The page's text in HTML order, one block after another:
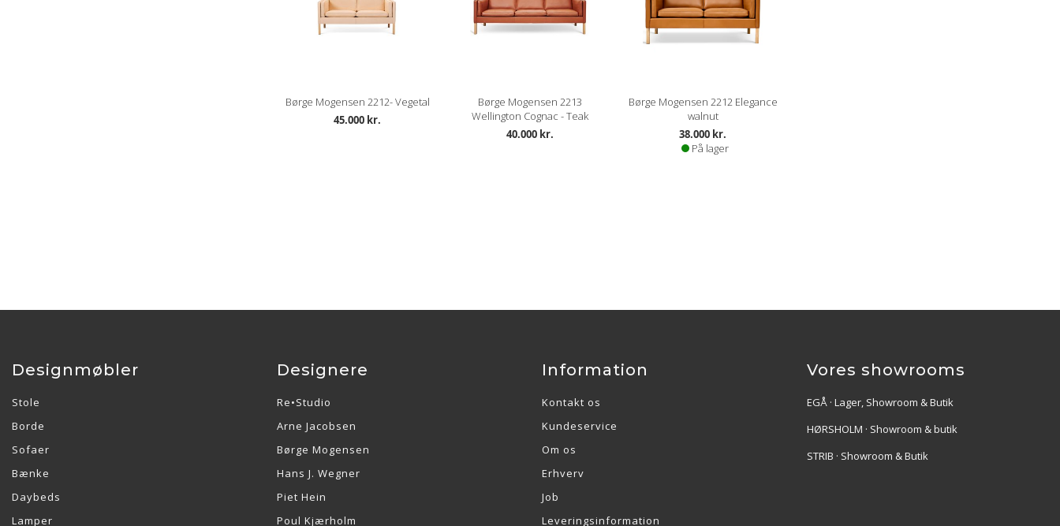
Børge Mogensen 2212- Vegetal
45.000 kr.
Børge Mogensen 2213
Wellington Cognac - Teak
40.000 kr.
Børge Mogensen 2212 Elegance
walnut
38.000 kr.
På lager
Designmøbler
Stole
Borde
Sofaer
Bænke
Daybeds
Lamper
Designere
Re•Studio
Arne Jacobsen
Børge Mogensen
Hans J. Wegner
Piet Hein
Poul Kjærholm
Information
Kontakt os
Kundeservice
Om os
Erhverv
Job
Leveringsinformation
Vores showrooms
EGÅ · Lager, Showroom & Butik
HØRSHOLM · Showroom & butik
STRIB · Showroom & Butik